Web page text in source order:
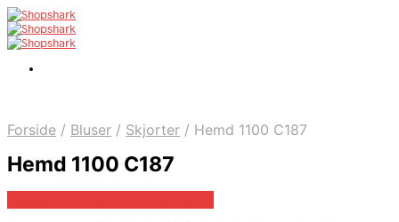
Forside / Bluser / Skjorter / Hemd 1100 C187
Hemd 1100 C187